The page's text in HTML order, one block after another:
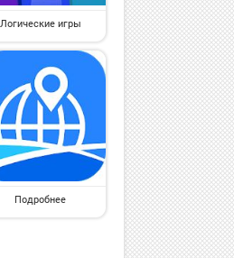
Логические игры
Подробнее